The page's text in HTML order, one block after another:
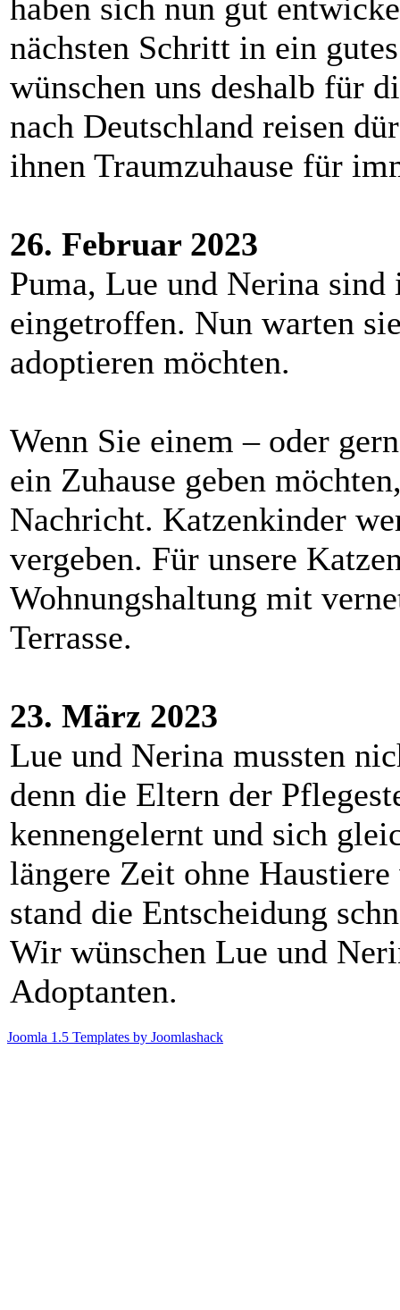
haben sich nun gut
nächsten Schritt in ein
wünschen uns deshalb für
nach Deutschland reisen
ihnen Traumzuhause für
26. Februar 2023
Puma, Lue und Nerina
eingetroffen. Nun warten
adoptieren möchten.
Wenn Sie einem – oder
ein Zuhause geben
Nachricht. Katzenkinder
vergeben. Für unsere
Wohnungshaltung mit
Terrasse.
23. März 2023
Lue und Nerina mussten
denn die Eltern der
kennengelernt und sich
längere Zeit ohne
stand die Entscheidung
Wir wünschen Lue und
Adoptanten.
Joomla 1.5 Templates by Joomlashack